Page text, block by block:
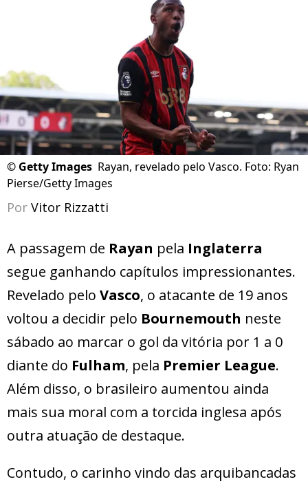
© Getty Images Rayan, revelado pelo Vasco. Foto: Ryan
Pierse/Getty Images
Por Vitor Rizzatti
A passagem de Rayan pela Inglaterra
segue ganhando capítulos impressionantes.
Revelado pelo Vasco, o atacante de 19 anos
voltou a decidir pelo Bournemouth neste
sábado ao marcar o gol da vitória por 1 a 0
diante do Fulham, pela Premier League.
Além disso, o brasileiro aumentou ainda
mais sua moral com a torcida inglesa após
outra atuação de destaque.
Contudo, o carinho vindo das arquibancadas